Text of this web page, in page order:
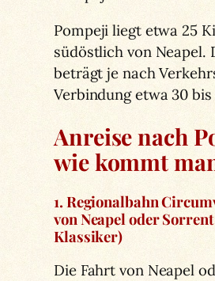
Pompeji liegt etwa 25
südöstlich von Neapel.
beträgt je nach
Verbindung etwa 30
Anreise nach
wie kommt
1. Regionalbahn
von Neapel oder
Klassiker)
Die Fahrt von Neapel